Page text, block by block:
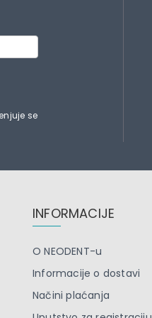
se
INFORMACIJE
O NEODENT-u
Informacije o dostavi
Načini plaćanja